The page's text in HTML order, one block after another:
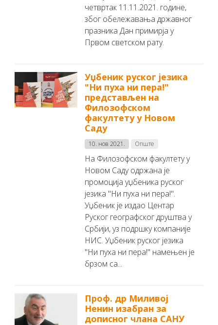
четвртак 11.11.2021. године,
због обележавања државног
празника Дан примирја у
Првом светском рату.
Уџбеник руског језика
"Ни пуха ни пера!"
представљен на
Филозофском
факултету у Новом
Саду
10. нов 2021. Опште
На Филозофском факултету у
Новом Саду одржана је
промоција уџбеника руског
језика "Ни пуха ни пера!".
Уџбеник је издао Центар
Руског географског друштва у
Србији, уз подршку компаније
НИС. Уџбеник руског језика
"Ни пуха ни пера!" намењен је
брзом са...
Проф. др Миливој
Ненин изабран за
дописног члана САНУ